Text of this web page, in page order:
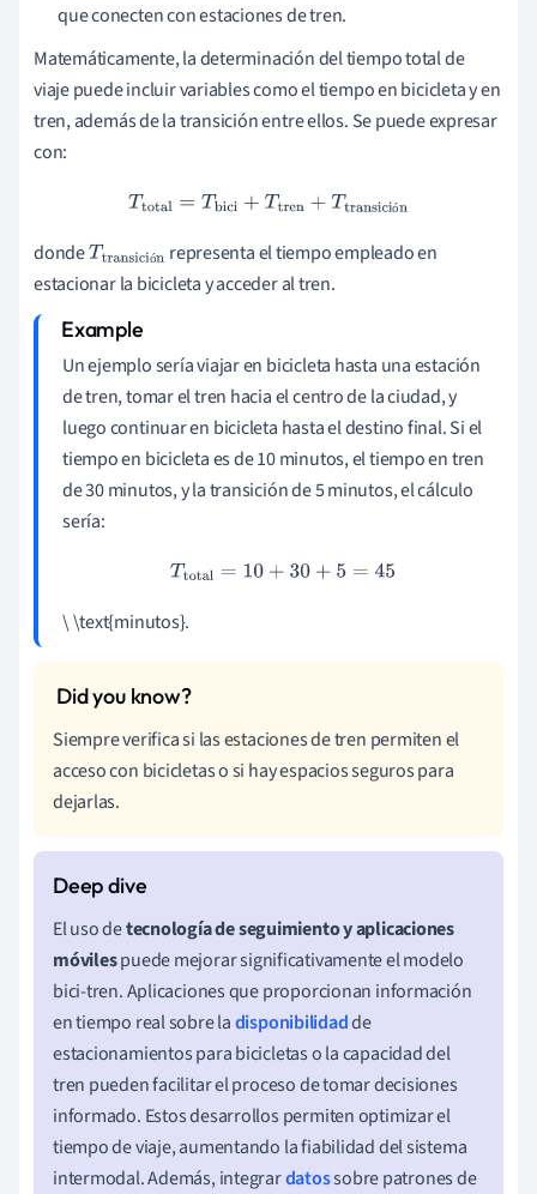
que conecten con estaciones de tren.
Matemáticamente, la determinación del tiempo total de
viaje puede incluir variables como el tiempo en bicicleta y en
tren, además de la transición entre ellos. Se puede expresar
con:
ó
Ttotal=Tbici +T tren+Ttransición
donde
ó
Ttransici
ón
representa el tiempo empleado en
estacionar la bicicleta y acceder al tren.
Un ejemplo sería viajar en bicicleta hasta una estación
de tren, tomar el tren hacia el centro de la ciudad, y
luego continuar en bicicleta hasta el destino final. Si el
tiempo en bicicleta es de 10 minutos, el tiempo en tren
de 30 minutos, y la transición de 5 minutos, el cálculo
sería:
T total= 10+30 +5=45
\ \text{minutos}.
Siempre verifica si las estaciones de tren permiten el
acceso con bicicletas o si hay espacios seguros para
dejarlas.
El uso detecnología de seguimiento y aplicaciones
móvilespuede mejorar significativamente el modelo
bici-tren. Aplicaciones que proporcionan información
en tiempo real sobre ladisponibilidadde
estacionamientos para bicicletas o la capacidad del
tren pueden facilitar el proceso de tomar decisiones
informado. Estos desarrollos permiten optimizar el
tiempo de viaje, aumentando la fiabilidad del sistema
intermodal. Además, integrardatossobre patrones de